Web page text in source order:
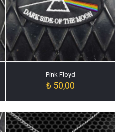
Pink Floyd
₺ 50,00